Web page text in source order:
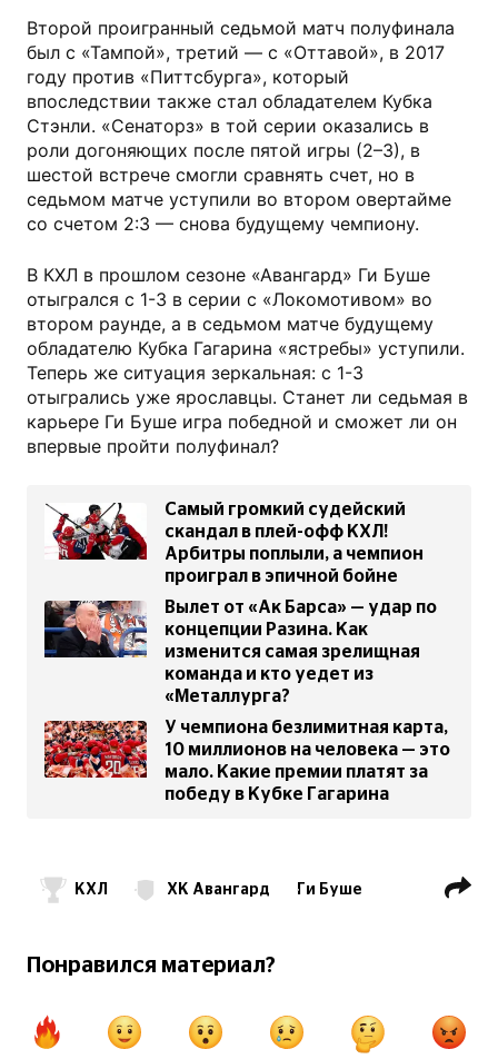
Второй проигранный седьмой матч полуфинала
был с «Тампой», третий — с «Оттавой», в 2017
году против «Питтсбурга», который
впоследствии также стал обладателем Кубка
Стэнли. «Сенаторз» в той серии оказались в
роли догоняющих после пятой игры (2–3), в
шестой встрече смогли сравнять счет, но в
седьмом матче уступили во втором овертайме
со счетом 2:3 — снова будущему чемпиону.
В КХЛ в прошлом сезоне «Авангард» Ги Буше
отыгрался с 1-3 в серии с «Локомотивом» во
втором раунде, а в седьмом матче будущему
обладателю Кубка Гагарина «ястребы» уступили.
Теперь же ситуация зеркальная: с 1-3
отыгрались уже ярославцы. Станет ли седьмая в
карьере Ги Буше игра победной и сможет ли он
впервые пройти полуфинал?
Самый громкий судейский
скандал в плей-офф КХЛ!
Арбитры поплыли, а чемпион
проиграл в эпичной бойне
Вылет от «Ак Барса» — удар по
концепции Разина. Как
изменится самая зрелищная
команда и кто уедет из
«Металлурга?
У чемпиона безлимитная карта,
10 миллионов на человека — это
мало. Какие премии платят за
победу в Кубке Гагарина
КХЛ ХК Авангард Ги Буше
ХК Тампа-Бэй Лайтнинг
Понравился материал?